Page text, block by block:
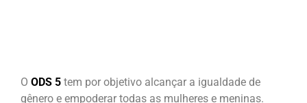
O ODS 5 tem por objetivo alcançar a igualdade de
gênero e empoderar todas as mulheres e meninas.